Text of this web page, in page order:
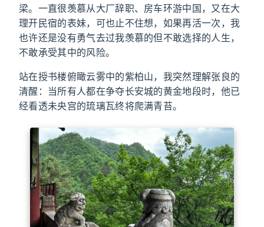
梁。一直很羡慕从大厂辞职、房车环游中国，又在大
理开民宿的表妹，可也止不住想，如果再活一次，我
也许还是没有勇气去过我羡慕的但不敢选择的人生，
不敢承受其中的风险。
站在授书楼俯瞰云雾中的紫柏山，我突然理解张良的
清醒：当所有人都在争夺长安城的黄金地段时，他已
经看透未央宫的琉璃瓦终将爬满青苔。